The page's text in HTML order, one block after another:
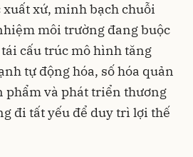
xứ, minh bạch chuỗi
môi trường đang buộc
cấu trúc mô hình tăng
tự động hóa, số hóa quản
phẩm và phát triển thương
đi tất yếu để duy trì lợi thế